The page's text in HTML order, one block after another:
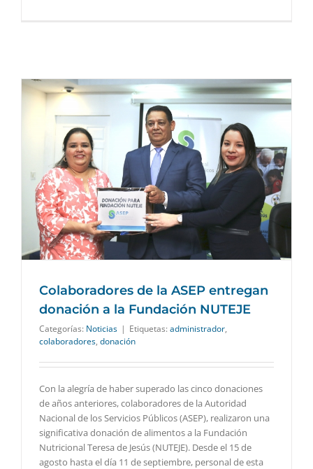
Colaboradores de la ASEP entregan
donación a la Fundación NUTEJE
Categorías: Noticias | Etiquetas: administrador,
colaboradores, donación
Con la alegría de haber superado las cinco donaciones
de años anteriores, colaboradores de la Autoridad
Nacional de los Servicios Públicos (ASEP), realizaron una
significativa donación de alimentos a la Fundación
Nutricional Teresa de Jesús (NUTEJE). Desde el 15 de
agosto hasta el día 11 de septiembre, personal de esta